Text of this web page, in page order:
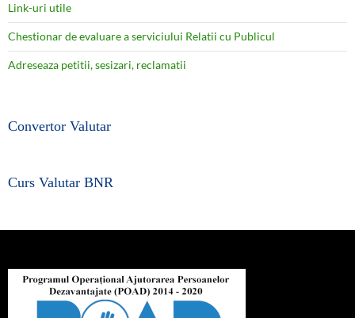
Link-uri utile
Chestionar de evaluare a serviciului Relatii cu Publicul
Adreseaza petitii, sesizari, reclamatii
Convertor Valutar
Curs Valutar BNR